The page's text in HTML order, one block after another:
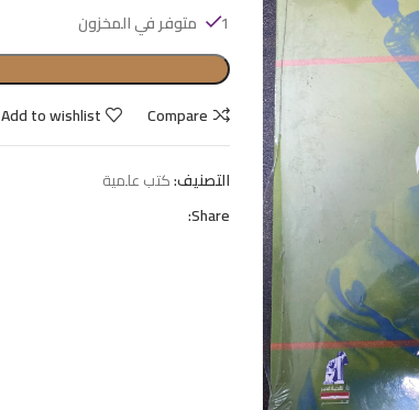
1 متوفر في المخزون
Compare
Add to wishlist
التصنيف:كتب علمية
Share: